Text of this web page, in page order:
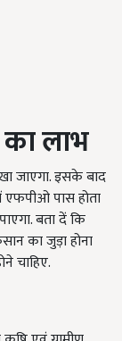
लाभ
जाएगा. इसके बाद
एफपीओ पास होता
बता दें कि
का जुड़ा होना
चाहिए.